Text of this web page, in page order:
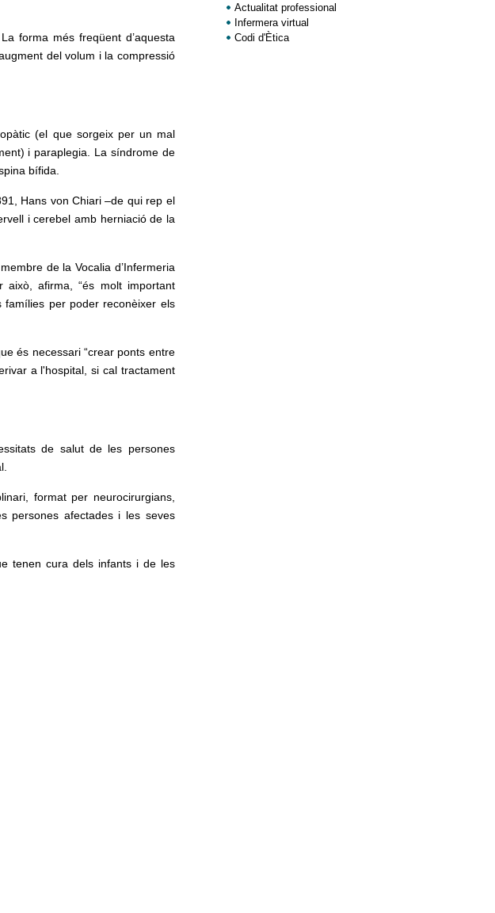
forma més freqüent d’aquesta
del volum i la compressió
(el que sorgeix per un mal
i paraplegia. La síndrome de
bífida.
Hans von Chiari –de qui rep el
i cerebel amb herniació de la
de la Vocalia d’Infermeria
això, afirma, “és molt important
famílies per poder reconèixer els
és necessari “crear ponts entre
a l'hospital, si cal tractament
de salut de les persones
format per neurocirurgians,
persones afectades i les seves
tenen cura dels infants i de les
Actualitat professional
Infermera virtual
Codi d'Ètica